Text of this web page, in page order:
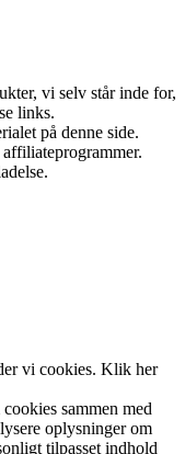
vi selv står inde for,
links.
på denne side.
vi cookies. Klik her
sammen med
oplysninger om
tilpasset indhold